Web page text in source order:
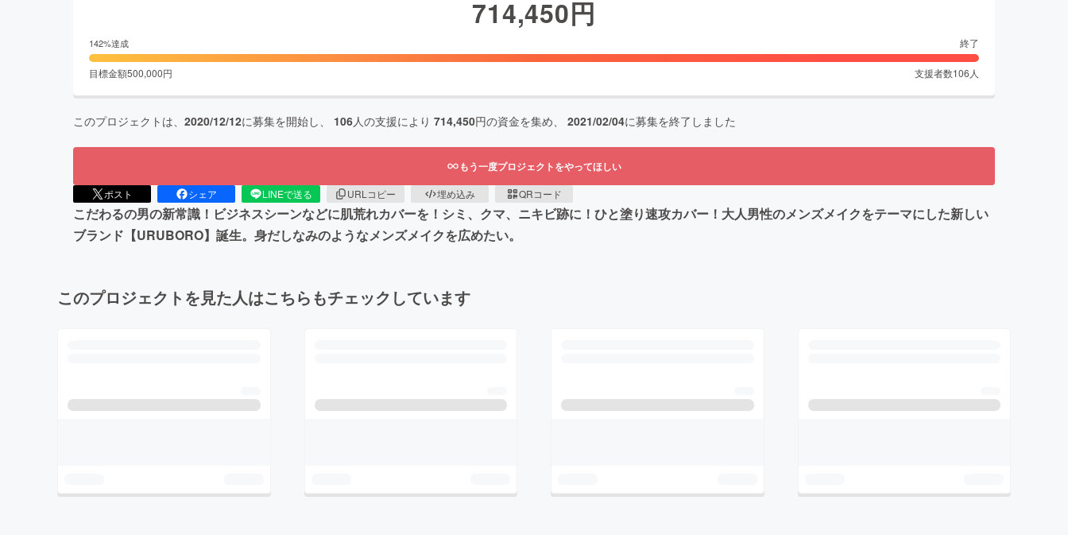
714,450円
142%達成 終了
目標金額500,000円 支援者数106 人
このプロジェクトは、 2020/12/12に募集を開始し、 106人の支援により 714,450円の資金を集め、 2021/02/04に募集を終了しました
もう一度プロジェクトをやってほしい
ポスト シェア LINEで送る URLコピー 埋め込み QRコード
こだわるの男の新常識！ビジネスシーンなどに肌荒れカバーを！シミ、クマ、ニキビ跡に！ひと塗り速攻カバー！大人男性のメンズメイクをテーマにした新しい
ブランド【URUBORO】誕生。身だしなみのようなメンズメイクを広めたい。
このプロジェクトを見た人はこちらもチェックしています